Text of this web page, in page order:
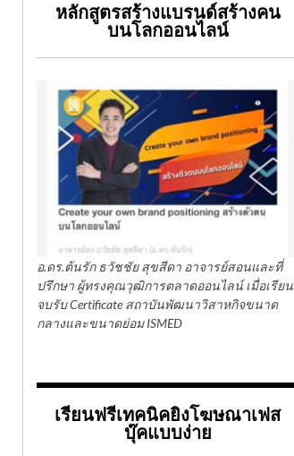
หลักสูตรสร้างแบรนด์สร้างคน
บนโลกออนไลน์
อ.ดร.ต้นรัก ธวัชชัย สุขสีดา อาจารย์สอนและที่
ปรึกษา ผู้ทรงคุณวุฒิการตลาดออนไลน์ เมื่อเรียน
จบรับ Certificate สถาบันพัฒนาวิสาหกิจขนาด
กลางและขนาดย่อม ISMED
เรียนฟรีเทคนิคยิงโฆษณาเฟส
บุ๊คแบบง่าย